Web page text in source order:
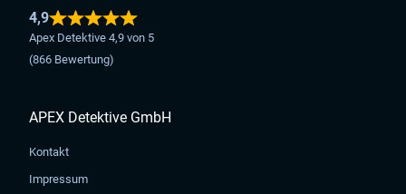
4,9
Apex Detektive 4,9 von 5
(866 Bewertung)
APEX Detektive GmbH
Kontakt
Impressum